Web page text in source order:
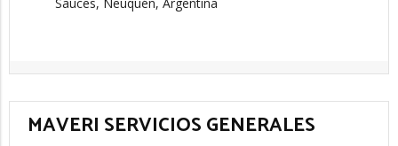
MAVERI SERVICIOS GENERALES